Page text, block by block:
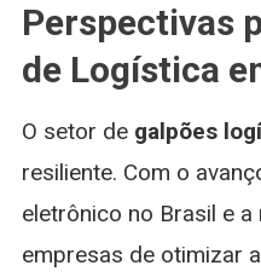
Perspectivas
de Logística
O setor de galpões
resiliente. Com o
eletrônico no Brasil e
empresas de otimizar